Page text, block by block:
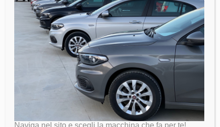
Chilometri:281.000 km
Immatricolazione:2018
Carburante:Diesel
SCOPRI DI PIU'